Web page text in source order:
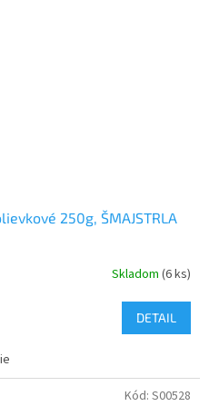
250g, ŠMAJSTRLA
Skladom (6 ks)
DETAIL
Kód: S00528